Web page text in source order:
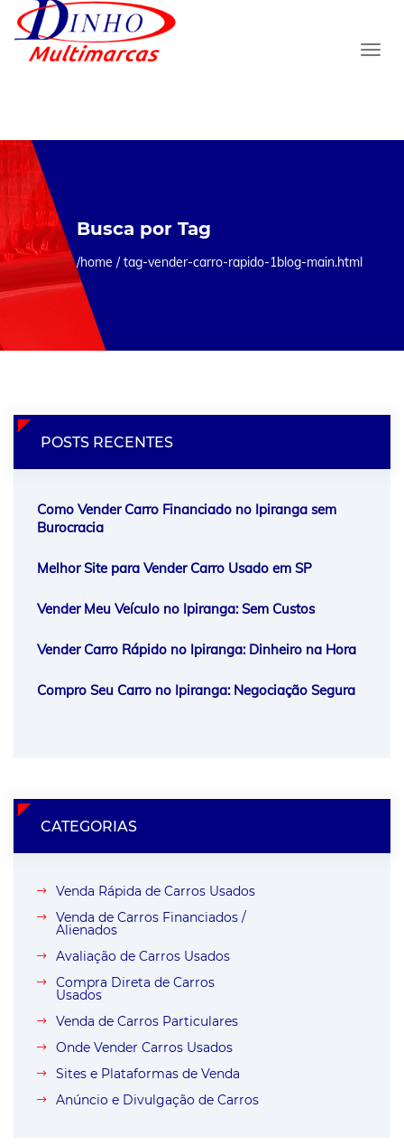
Busca por Tag
/home / tag-vender-carro-rapido-1blog-main.html
POSTS RECENTES
Como Vender Carro Financiado no Ipiranga sem
Burocracia
Melhor Site para Vender Carro Usado em SP
Vender Meu Veículo no Ipiranga: Sem Custos
Vender Carro Rápido no Ipiranga: Dinheiro na Hora
Compro Seu Carro no Ipiranga: Negociação Segura
CATEGORIAS
Venda Rápida de Carros Usados
Venda de Carros Financiados /
Alienados
Avaliação de Carros Usados
Compra Direta de Carros
Usados
Venda de Carros Particulares
Onde Vender Carros Usados
Sites e Plataformas de Venda
Anúncio e Divulgação de Carros